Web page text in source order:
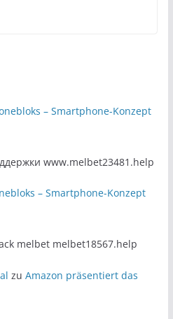
– Smartphone-Konzept
www.melbet23481.help
– Smartphone-Konzept
melbet melbet18567.help
zuAmazon präsentiert das